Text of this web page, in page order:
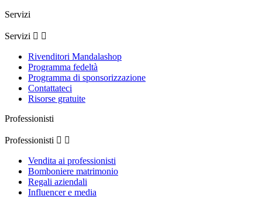
Servizi
Servizi  
Rivenditori Mandalashop
Programma fedeltà
Programma di sponsorizzazione
Contattateci
Risorse gratuite
Professionisti
Professionisti  
Vendita ai professionisti
Bomboniere matrimonio
Regali aziendali
Influencer e media